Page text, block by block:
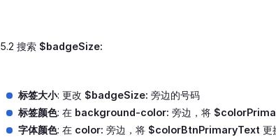
5.2 搜索 $badgeSize:
标签大小: 更改 $badgeSize: 旁边的号码
标签颜色: 在 background-color: 旁边，将
字体颜色: 在 color: 旁边，将 $colorBtnPrimaryText 更